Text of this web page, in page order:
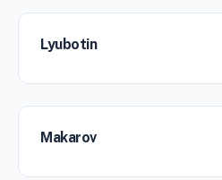
Lyubotin
Makarov